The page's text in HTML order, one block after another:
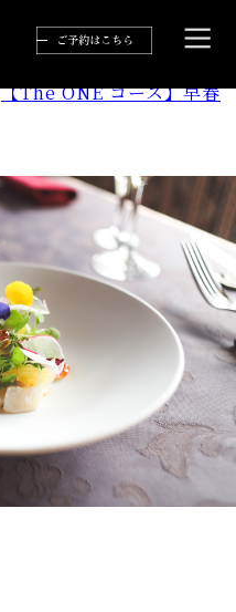
【The ONE コース】早春